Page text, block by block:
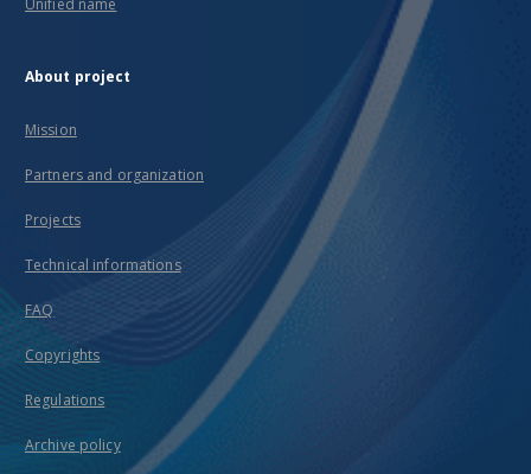
Unified name
About project
Mission
Partners and organization
Projects
Technical informations
FAQ
Copyrights
Regulations
Archive policy